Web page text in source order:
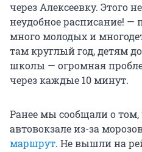
через Алексеевку. Этого
неудобное расписание!
много молодых и
там круглый год, детям
школы — огромная
через каждые 10 минут.
Ранее мы сообщали о
автовокзале из-за
маршрут. Не вышли на